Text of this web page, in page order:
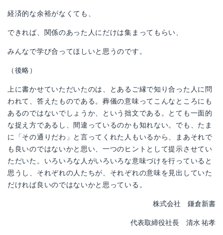
経済的な余裕がなくても、
できれば、関係のあった人にだけは集まってもらい、
みんなで学び合ってほしいと思うのです。
（後略）
上に書かせていただいたのは、とあるご縁で知り合った人に問
われて、答えたものである。葬儀の意味ってこんなところにも
あるのではないでしょうか、という拙文である。とても一面的
な捉え方であるし、間違っているのかも知れない。でも、たま
に「その通りだわ」と言ってくれた人もいるから、まあそれで
も良いのではないかと思い、一つのヒントとして提示させてい
ただいた。いろいろな人がいろいろな意味づけを行っていると
思うし、それぞれの人たちが、それぞれの意味を見出していた
だければ良いのではないかと思っている。
株式会社 鎌倉新書
代表取締役社長 清水 祐孝